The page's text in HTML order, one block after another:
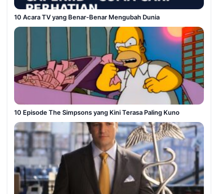
10 Acara TV yang Benar-Benar Mengubah Dunia
10 Episode The Simpsons yang Kini Terasa Paling Kuno